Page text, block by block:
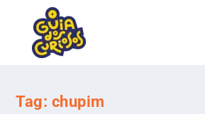
Tag: chupim